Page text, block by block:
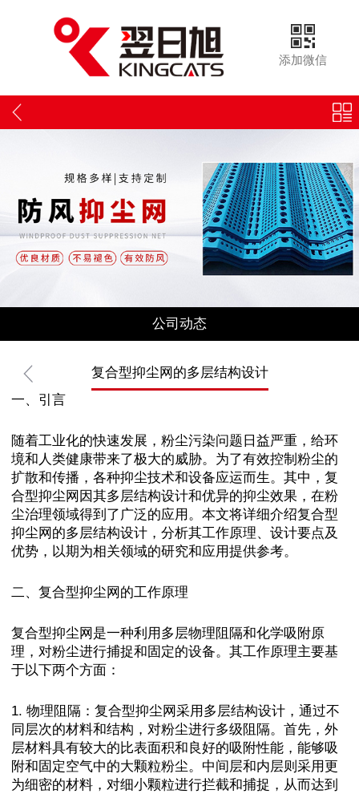
添加微信
公司动态
复合型抑尘网的多层结构设计
一、引言
随着工业化的快速发展，粉尘污染问题日益严重，给环
境和人类健康带来了极大的威胁。为了有效控制粉尘的
扩散和传播，各种抑尘技术和设备应运而生。其中，复
合型抑尘网因其多层结构设计和优异的抑尘效果，在粉
尘治理领域得到了广泛的应用。本文将详细介绍复合型
抑尘网的多层结构设计，分析其工作原理、设计要点及
优势，以期为相关领域的研究和应用提供参考。
二、复合型抑尘网的工作原理
复合型抑尘网是一种利用多层物理阻隔和化学吸附原
理，对粉尘进行捕捉和固定的设备。其工作原理主要基
于以下两个方面：
1. 物理阻隔：复合型抑尘网采用多层结构设计，通过不
同层次的材料和结构，对粉尘进行多级阻隔。首先，外
层材料具有较大的比表面积和良好的吸附性能，能够吸
附和固定空气中的大颗粒粉尘。中间层和内层则采用更
为细密的材料，对细小颗粒进行拦截和捕捉，从而达到